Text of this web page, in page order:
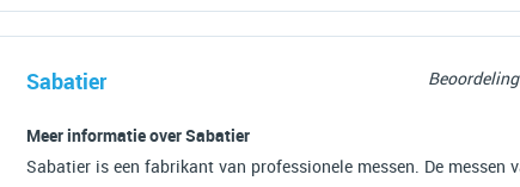
Sabatier
Meer informatie over Sabatier
Sabatier is een fabrikant van professionele messen. De messen